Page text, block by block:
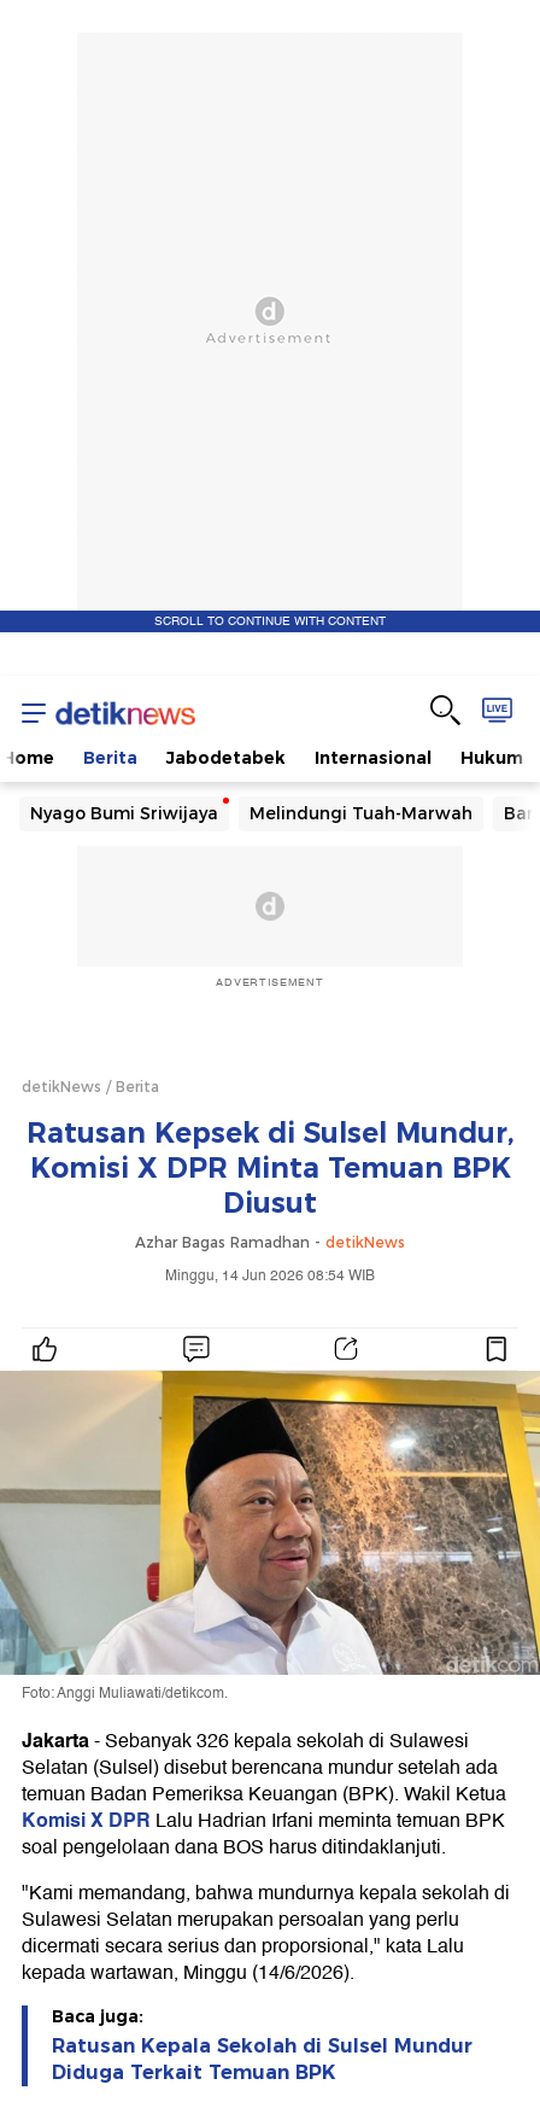
SCROLL TO CONTINUE WITH CONTENT
Home Berita Jabodetabek Internasional Hukum
Nyago Bumi Sriwijaya Melindungi Tuah-Marwah
ADVERTISEMENT
detikNews Berita
Ratusan Kepsek di Sulsel Mundur,
Komisi X DPR Minta Temuan BPK
Diusut
Azhar Bagas Ramadhan - detikNews
Minggu, 14 Jun 2026 08:54 WIB
Foto: Anggi Muliawati/detikcom.
Jakarta-Sebanyak 326 kepala sekolah di Sulawesi
Selatan (Sulsel) disebut berencana mundur setelah ada
temuan Badan Pemeriksa Keuangan (BPK). Wakil Ketua
Komisi X DPR Lalu Hadrian Irfani meminta temuan BPK
soal pengelolaan dana BOS harus ditindaklanjuti.
"Kami memandang, bahwa mundurnya kepala sekolah di
Sulawesi Selatan merupakan persoalan yang perlu
dicermati secara serius dan proporsional," kata Lalu
kepada wartawan, Minggu (14/6/2026).
Baca juga:
Ratusan Kepala Sekolah di Sulsel Mundur
Diduga Terkait Temuan BPK